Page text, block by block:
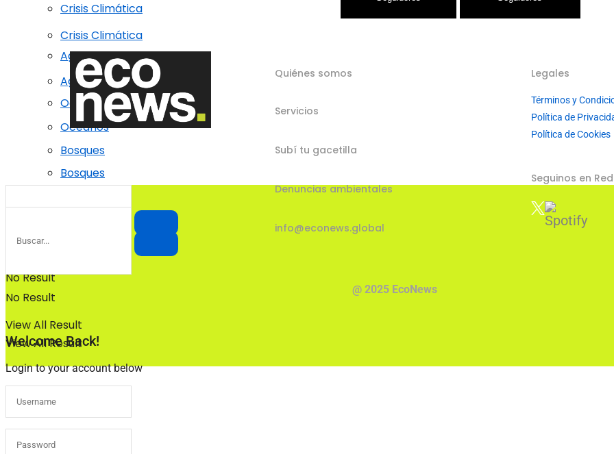
Crisis Climática
Agricultura regenerativa
Océanos
Bosques
No Result
View All Result
Crisis Climática
Agricultura regenerativa
Océanos
Bosques
No Result
View All Result
Quiénes somos
Servicios
Subí tu gacetilla
Denuncias ambientales
info@econews.global
Legales
Términos y
Política de
Política de Cookies
Seguinos en
@ 2025 EcoNews
Welcome Back!
Login to your account below